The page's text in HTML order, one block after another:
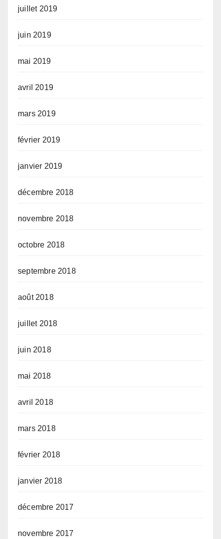
juillet 2019
juin 2019
mai 2019
avril 2019
mars 2019
février 2019
janvier 2019
décembre 2018
novembre 2018
octobre 2018
septembre 2018
août 2018
juillet 2018
juin 2018
mai 2018
avril 2018
mars 2018
février 2018
janvier 2018
décembre 2017
novembre 2017